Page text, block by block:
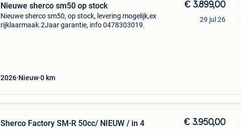
Nieuwe sherco sm50 op stock
Nieuwe sherco sm50, op stock, levering mogelijk,ex
rijklaarmaak.2Jaar garantie, info 0478303019.
2026 Nieuw 0 km
€ 3.899,00
29 jul 26
Sherco Factory SM-R 50cc/ NIEUW / in 4
€ 3.950,00